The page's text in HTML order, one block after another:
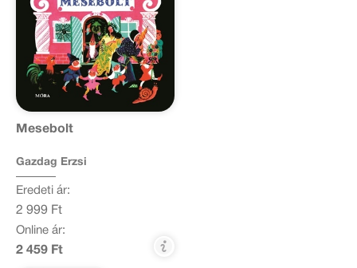
Mesebolt
Gazdag Erzsi
Eredeti ár:
2 999 Ft
Online ár:
2 459 Ft